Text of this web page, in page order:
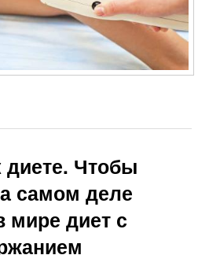
диете. Чтобы
самом деле
мире диет с